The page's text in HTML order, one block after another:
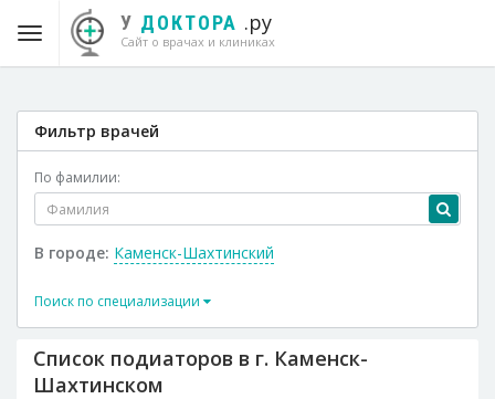
У ДОКТОРА .ру
Сайт о врачах и клиниках
Фильтр врачей
По фамилии:
В городе: Каменск-Шахтинский
Поиск по специализации
Список подиаторов в г. Каменск-
Шахтинском